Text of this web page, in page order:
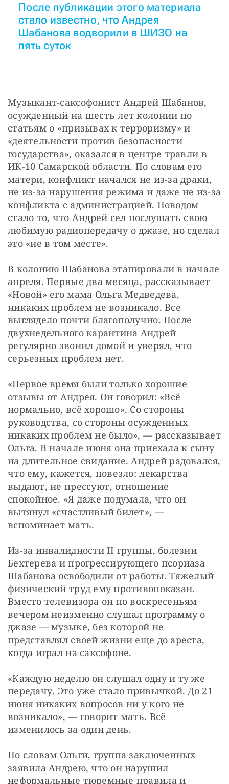
После публикации этого материала
стало известно, что Андрея
Шабанова водворили в ШИЗО на
пять суток
Музыкант-саксофонист Андрей Шабанов,
осужденный на шесть лет колонии по
статьям о «призывах к терроризму» и
«деятельности против безопасности
государства», оказался в центре травли в
ИК-10 Самарской области. По словам его
матери, конфликт начался не из-за драки,
не из-за нарушения режима и даже не из-за
конфликта с администрацией. Поводом
стало то, что Андрей сел послушать свою
любимую радиопередачу о джазе, но сделал
это «не в том месте».
В колонию Шабанова этапировали в начале
апреля. Первые два месяца, рассказывает
«Новой» его мама Ольга Медведева,
никаких проблем не возникало. Все
выглядело почти благополучно. После
двухнедельного карантина Андрей
регулярно звонил домой и уверял, что
серьезных проблем нет.
«Первое время были только хорошие
отзывы от Андрея. Он говорил: «Всё
нормально, всё хорошо». Со стороны
руководства, со стороны осужденных
никаких проблем не было», — рассказывает
Ольга. В начале июня она приехала к сыну
на длительное свидание. Андрей радовался,
что ему, кажется, повезло: лекарства
выдают, не прессуют, отношение
спокойное. «Я даже подумала, что он
вытянул «счастливый билет», —
вспоминает мать.
Из-за инвалидности II группы, болезни
Бехтерева и прогрессирующего псориаза
Шабанова освободили от работы. Тяжелый
физический труд ему противопоказан.
Вместо телевизора он по воскресеньям
вечером неизменно слушал программу о
джазе — музыке, без которой не
представлял своей жизни еще до ареста,
когда играл на саксофоне.
«Каждую неделю он слушал одну и ту же
передачу. Это уже стало привычкой. До 21
июня никаких вопросов ни у кого не
возникало», — говорит мать. Всё
изменилось за один день.
По словам Ольги, группа заключенных
заявила Андрею, что он нарушил
неформальные тюремные правила и